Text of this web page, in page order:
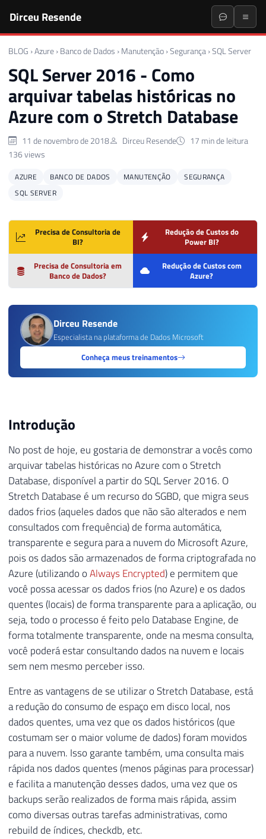
Dirceu Resende
BLOG ›Azure › Banco de Dados › Manutenção ›Segurança ›SQL Server
SQL Server 2016 - Como
arquivar tabelas históricas no
Azure com o Stretch Database
11 de novembro de 2018 Dirceu Resende
17 min de leitura
136 views
AZURE BANCO DE DADOS MANUTENÇÃO
SEGURANÇA
SQL SERVER
Precisa de Consultoria de
BI?
Redução de Custos do
Power BI?
Precisa de Consultoria em
Banco de Dados?
Redução de Custos com
Azure?
Dirceu Resende
Especialista na plataforma de Dados Microsoft
Conheça meus treinamentos
Introdução
No post de hoje, eu gostaria de demonstrar a vocês como
arquivar tabelas históricas no Azure com o Stretch
Database, disponível a partir do SQL Server 2016. O
Stretch Database é um recurso do SGBD, que migra seus
dados frios (aqueles dados que não são alterados e nem
consultados com frequência) de forma automática,
transparente e segura para a nuvem do Microsoft Azure,
pois os dados são armazenados de forma criptografada no
Azure (utilizando oAlways Encrypted) e permitem que
você possa acessar os dados frios (no Azure) e os dados
quentes (locais) de forma transparente para a aplicação, ou
seja, todo o processo é feito pelo Database Engine, de
forma totalmente transparente, onde na mesma consulta,
você poderá estar consultando dados na nuvem e locais
sem nem mesmo perceber isso.
Entre as vantagens de se utilizar o Stretch Database, está
a redução do consumo de espaço em disco local, nos
dados quentes, uma vez que os dados históricos (que
costumam ser o maior volume de dados) foram movidos
para a nuvem. Isso garante também, uma consulta mais
rápida nos dados quentes (menos páginas para processar)
e facilita a manutenção desses dados, uma vez que os
backups serão realizados de forma mais rápida, assim
como diversas outras tarefas administrativas, como
rebuild de índices, checkdb, etc.